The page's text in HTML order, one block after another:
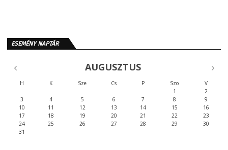
ESEMÉNY NAPTÁR
AUGUSZTUS
H K Sze Cs P Szo
V
1
2
3
4 5 6 7 8
9
10
11 12 13 14 15
16
17
18 19 20 21 22
23
24
25 26 27 28 29
30
31